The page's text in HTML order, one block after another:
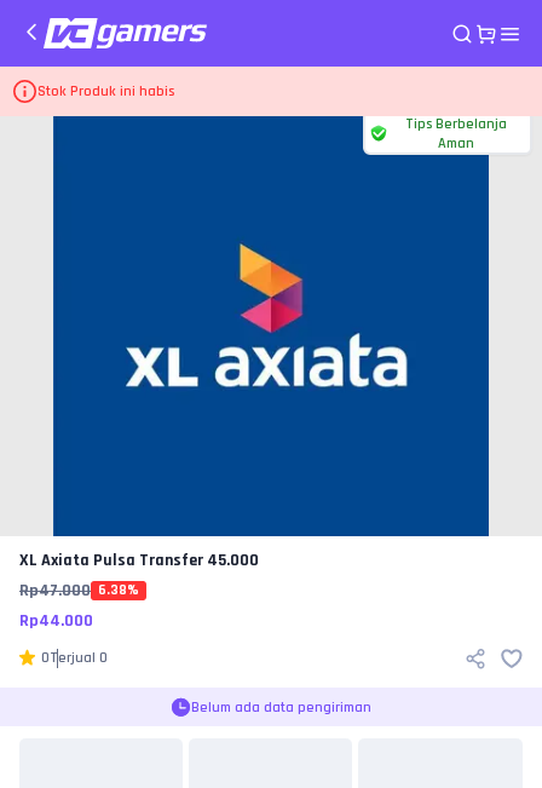
Stok Produk ini habis
Home Pulsa dan PLN XL Axiata
Tips Berbelanja
Aman
XL Axiata Pulsa Transfer 45.000
Rp47.000 6.38%
Rp44.000
0Terjual 0
Belum ada data pengiriman